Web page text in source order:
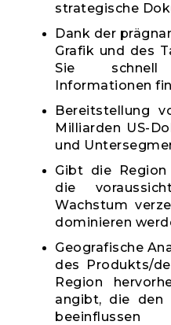
strategische
Dank der
Grafik und des
Sie
Informationen
Bereitstellung
Milliarden US-
und
Gibt die
die
Wachstum
dominieren
Geografische
des Produkts/
Region
angibt, die den
beeinflussen